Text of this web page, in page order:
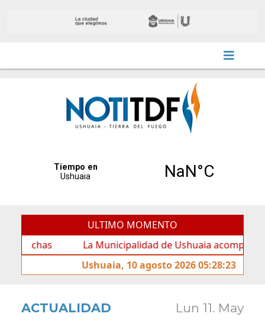
ULTIMO MOMENTO
La Municipalidad de Ushuaia acompañó los
Ushuaia, 10 agosto 2026 05:28:23
ACTUALIDAD Lun 11. May